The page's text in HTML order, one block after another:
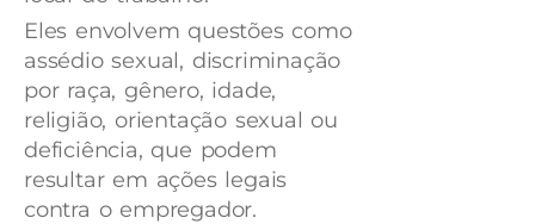
Eles envolvem questões como
assédio sexual, discriminação
por raça, gênero, idade,
religião, orientação sexual ou
deficiência, que podem
resultar em ações legais
contra o empregador.